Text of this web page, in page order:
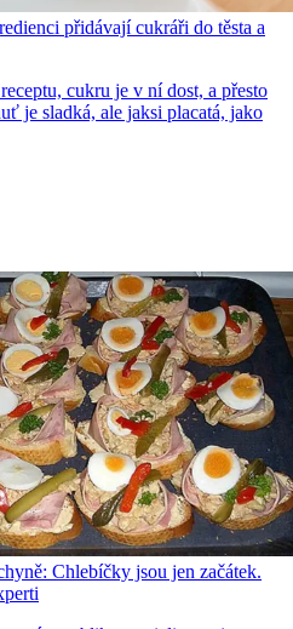
přidávají cukráři do těsta a
cukru je v ní dost, a přesto
je sladká, ale jaksi placatá, jako
Chlebíčky jsou jen začátek.